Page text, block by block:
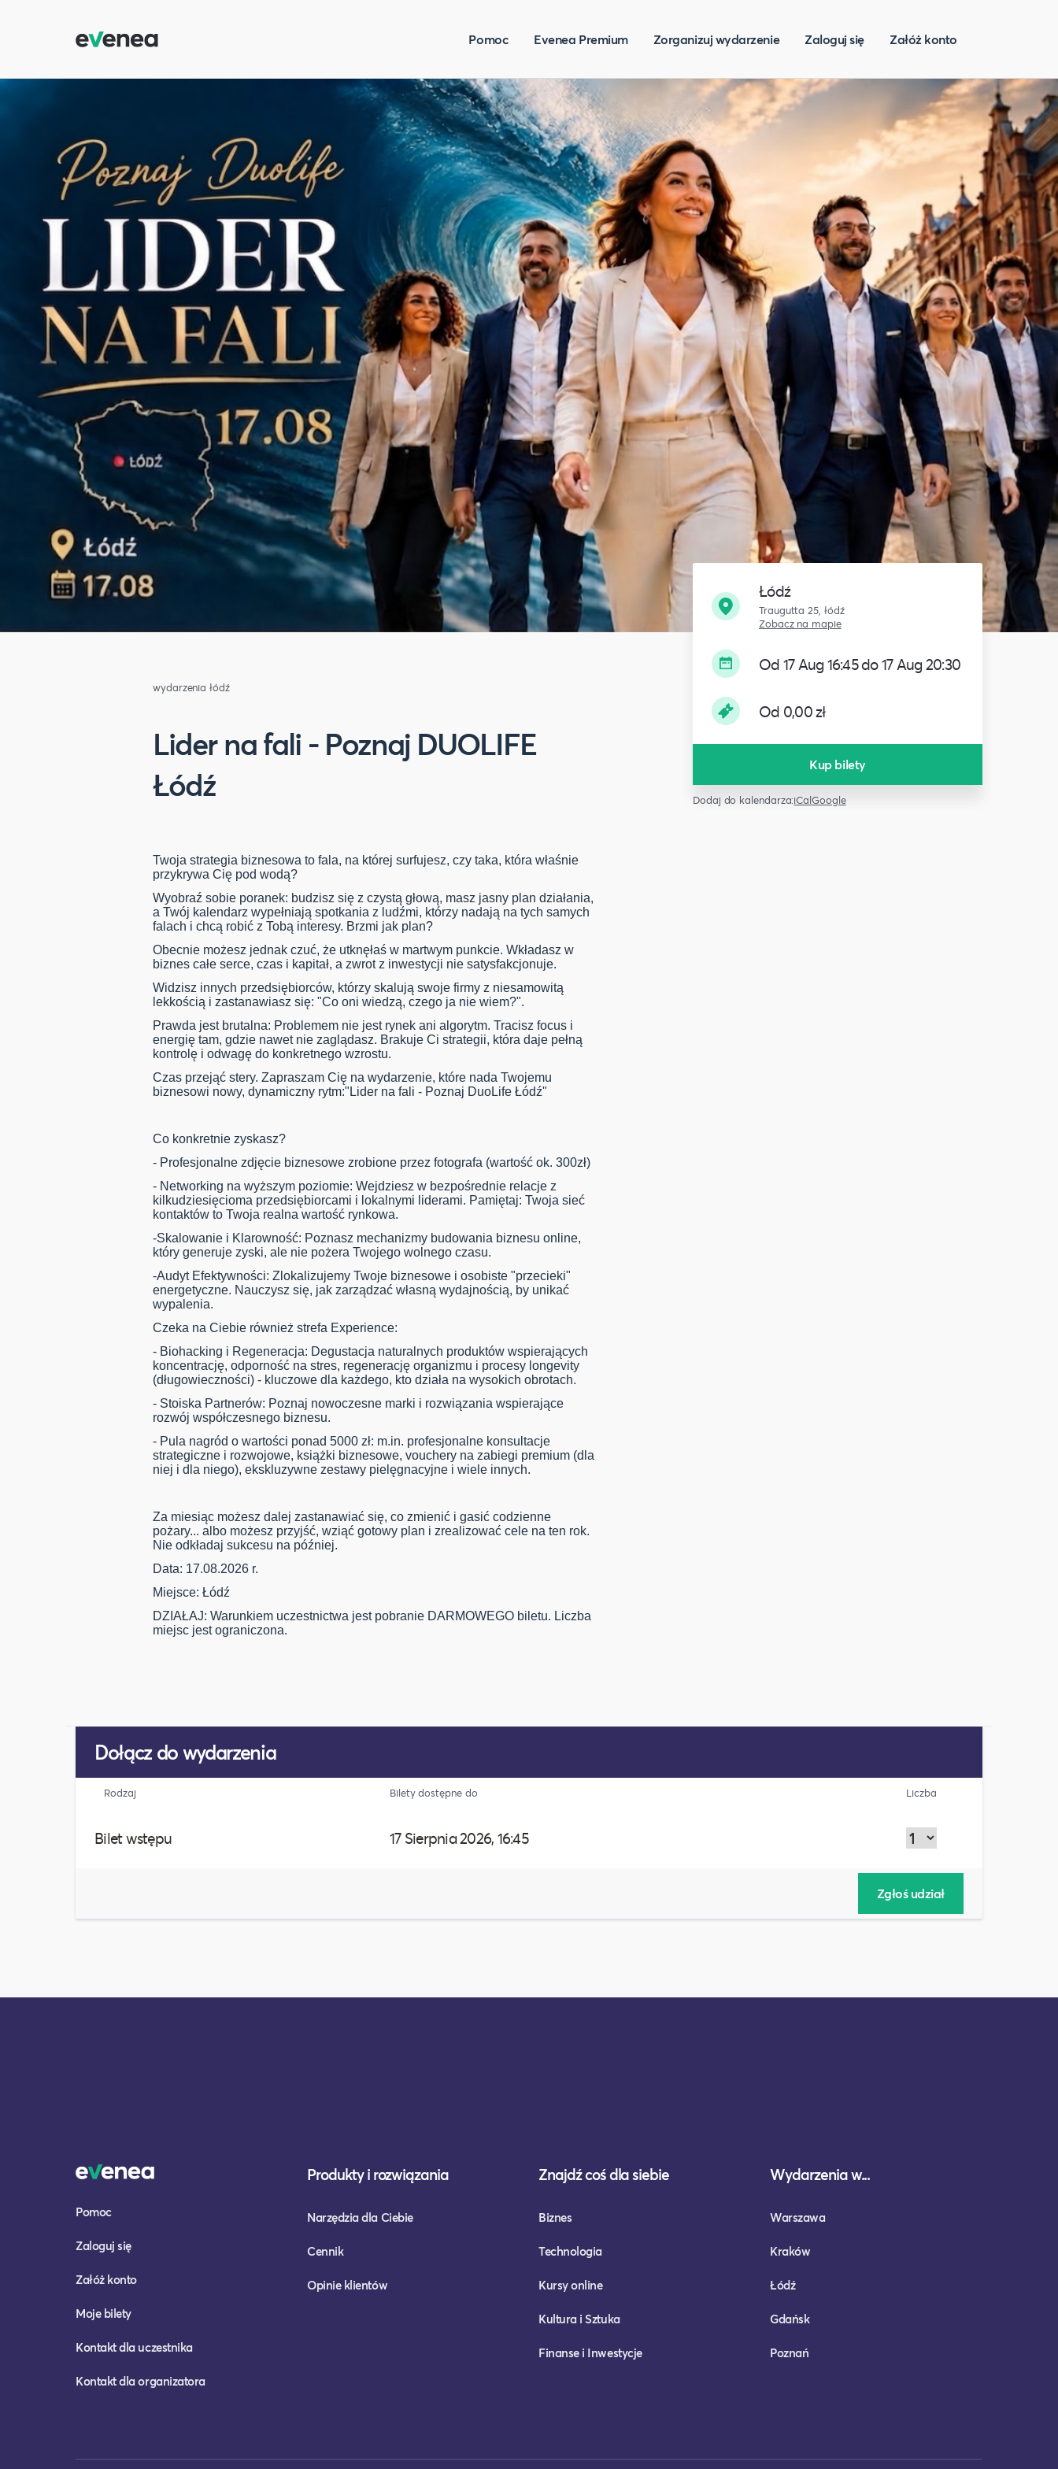
Pomoc Evenea Premium Zorganizuj wydarzenie Zaloguj się Załóż konto
wydarzenia łódź
Lider na fali - Poznaj DUOLIFE
Łódź
Twoja strategia biznesowa to fala, na której surfujesz, czy taka, która właśnie
przykrywa Cię pod wodą?
Wyobraź sobie poranek: budzisz się z czystą głową, masz jasny plan działania,
a Twój kalendarz wypełniają spotkania z ludźmi, którzy nadają na tych samych
falach i chcą robić z Tobą interesy. Brzmi jak plan?
Obecnie możesz jednak czuć, że utknęłaś w martwym punkcie. Wkładasz w
biznes całe serce, czas i kapitał, a zwrot z inwestycji nie satysfakcjonuje.
Widzisz innych przedsiębiorców, którzy skalują swoje firmy z niesamowitą
lekkością i zastanawiasz się: "Co oni wiedzą, czego ja nie wiem?".
Prawda jest brutalna: Problemem nie jest rynek ani algorytm. Tracisz focus i
energię tam, gdzie nawet nie zaglądasz. Brakuje Ci strategii, która daje pełną
kontrolę i odwagę do konkretnego wzrostu.
Czas przejąć stery. Zapraszam Cię na wydarzenie, które nada Twojemu
biznesowi nowy, dynamiczny rytm:"Lider na fali - Poznaj DuoLife Łódź"
Co konkretnie zyskasz?
- Profesjonalne zdjęcie biznesowe zrobione przez fotografa (wartość ok. 300zł)
- Networking na wyższym poziomie: Wejdziesz w bezpośrednie relacje z
kilkudziesięcioma przedsiębiorcami i lokalnymi liderami. Pamiętaj: Twoja sieć
kontaktów to Twoja realna wartość rynkowa.
-Skalowanie i Klarowność: Poznasz mechanizmy budowania biznesu online,
który generuje zyski, ale nie pożera Twojego wolnego czasu.
-Audyt Efektywności: Zlokalizujemy Twoje biznesowe i osobiste "przecieki"
energetyczne. Nauczysz się, jak zarządzać własną wydajnością, by unikać
wypalenia.
Czeka na Ciebie również strefa Experience:
- Biohacking i Regeneracja: Degustacja naturalnych produktów wspierających
koncentrację, odporność na stres, regenerację organizmu i procesy longevity
(długowieczności) - kluczowe dla każdego, kto działa na wysokich obrotach.
- Stoiska Partnerów: Poznaj nowoczesne marki i rozwiązania wspierające
rozwój współczesnego biznesu.
- Pula nagród o wartości ponad 5000 zł: m.in. profesjonalne konsultacje
strategiczne i rozwojowe, książki biznesowe, vouchery na zabiegi premium (dla
niej i dla niego), ekskluzywne zestawy pielęgnacyjne i wiele innych.
Za miesiąc możesz dalej zastanawiać się, co zmienić i gasić codzienne
pożary... albo możesz przyjść, wziąć gotowy plan i zrealizować cele na ten rok.
Nie odkładaj sukcesu na później.
Data: 17.08.2026 r.
Miejsce: Łódź
DZIAŁAJ: Warunkiem uczestnictwa jest pobranie DARMOWEGO biletu. Liczba
miejsc jest ograniczona.
Łódź
Traugutta 25, łódź
Zobacz na mapie
Od 17 Aug 16:45 do 17 Aug 20:30
Od 0,00 zł
Kup bilety
Dodaj do kalendarza:iCalGoogle
Dołącz do wydarzenia
Rodzaj Bilety dostępne do Liczba
Bilet wstępu 17 Sierpnia 2026, 16:45
Pomoc
Zaloguj się
Załóż konto
Moje bilety
Kontakt dla uczestnika
Kontakt dla organizatora
Produkty i rozwiązania
Narzędzia dla Ciebie
Cennik
Opinie klientów
Znajdź coś dla siebie
Biznes
Technologia
Kursy online
Kultura i Sztuka
Finanse i Inwestycje
Wydarzenia w...
Warszawa
Kraków
Łódź
Gdańsk
Poznań